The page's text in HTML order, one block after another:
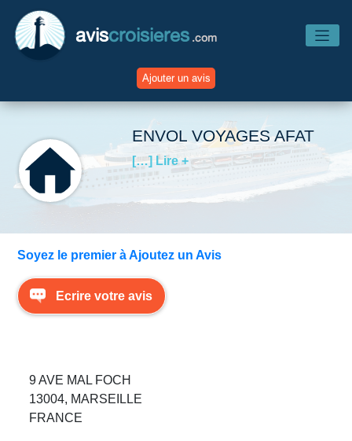
aviscroisieres .com
Ajouter un avis
Accueil
Avis Compagnies
Avis Escales
ENVOL VOYAGES AFAT
[…] Lire +
Soyez le premier à Ajoutez un Avis
Ecrire votre avis
9 AVE MAL FOCH
13004, MARSEILLE
FRANCE